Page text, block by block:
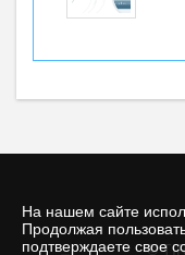
На нашем сайте
Продолжая
подтверждаете свое
©